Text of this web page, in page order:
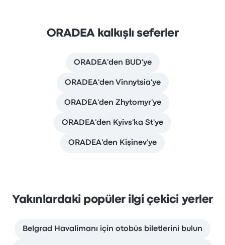
ORADEA kalkışlı seferler
ORADEA'den BUD'ye
ORADEA'den Vinnytsia'ye
ORADEA'den Zhytomyr'ye
ORADEA'den Kyivs'ka St'ye
ORADEA'den Kişinev'ye
Yakınlardaki popüler ilgi çekici yerler
Belgrad Havalimanı için otobüs biletlerini bulun